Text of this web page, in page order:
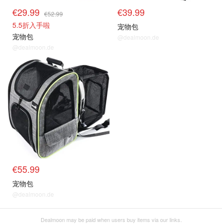
€29.99 €52.99
5.5折入手啦
宠物包
@dealmoon.de
€39.99
宠物包
@dealmoon.de
€55.99
宠物包
@dealmoon.de
Dealmoon may be paid when users buy items via our links.